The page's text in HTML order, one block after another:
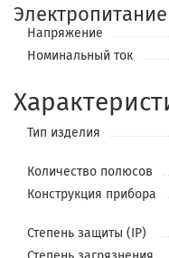
Электропитание
Напряжение
Номинальный ток
Тип изделия
Количество полюсов
Конструкция прибора
Степень защиты (IP)